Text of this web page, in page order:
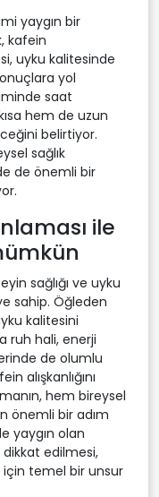
yaygın bir
kafein
uyku kalitesinde
yol
saat
hem de uzun
belirtiyor.
sağlık
de önemli bir
ile
sağlığı ve uyku
sahip. Öğleden
kalitesini
ruh hali, enerji
de olumlu
alışkanlığını
hem bireysel
önemli bir adım
yaygın olan
edilmesi,
için temel bir unsur